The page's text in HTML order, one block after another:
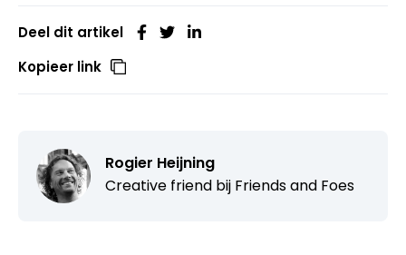
Deel dit artikel
Kopieer link
Rogier Heijning
Creative friend bij Friends and Foes